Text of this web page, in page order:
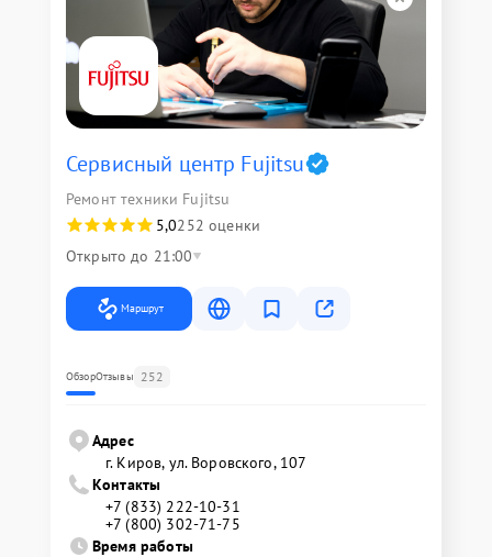
Сервисный центр Fujitsu
Ремонт техники Fujitsu
5,0252 оценки
Открыто до 21:00
Маршрут
ОбзорОтзывы 252
Адрес
г. Киров, ул. Воровского, 107
Контакты
+7 (833) 222-10-31
+7 (800) 302-71-75
Время работы